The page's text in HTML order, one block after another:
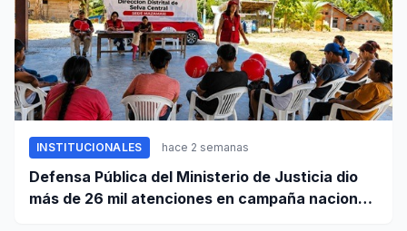
INSTITUCIONALES hace 2 semanas
Defensa Pública del Ministerio de Justicia dio
más de 26 mil atenciones en campaña nacional